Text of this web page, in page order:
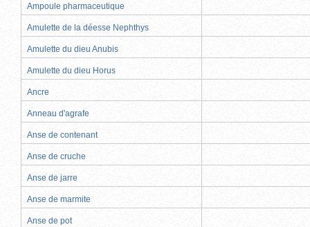
Ampoule pharmaceutique
Amulette de la déesse Nephthys
Amulette du dieu Anubis
Amulette du dieu Horus
Ancre
Anneau d'agrafe
Anse de contenant
Anse de cruche
Anse de jarre
Anse de marmite
Anse de pot